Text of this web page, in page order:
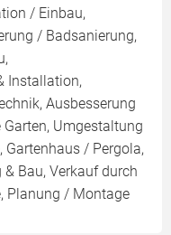
/ Einbau,
/ Badsanierung,
Installation,
Ausbesserung
Garten, Umgestaltung
Gartenhaus / Pergola,
Bau, Verkauf durch
Planung / Montage